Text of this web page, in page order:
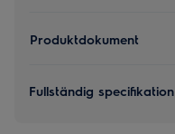
Produktdokument
Fullständig specifikation